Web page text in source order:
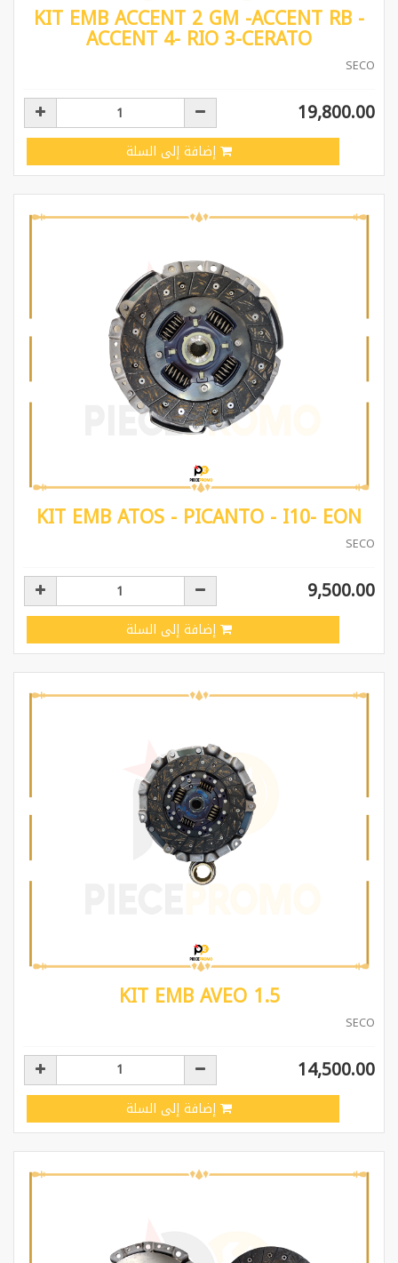
KIT EMB ACCENT 2 GM -ACCENT RB -
ACCENT 4- RIO 3-CERATO
SECO
19,800.00
إضافة إلى السلة
KIT EMB ATOS - PICANTO - I10- EON
SECO
9,500.00
إضافة إلى السلة
KIT EMB AVEO 1.5
SECO
14,500.00
إضافة إلى السلة